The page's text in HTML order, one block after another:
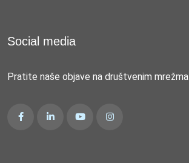
Social media
Pratite naše objave na društvenim mrežma